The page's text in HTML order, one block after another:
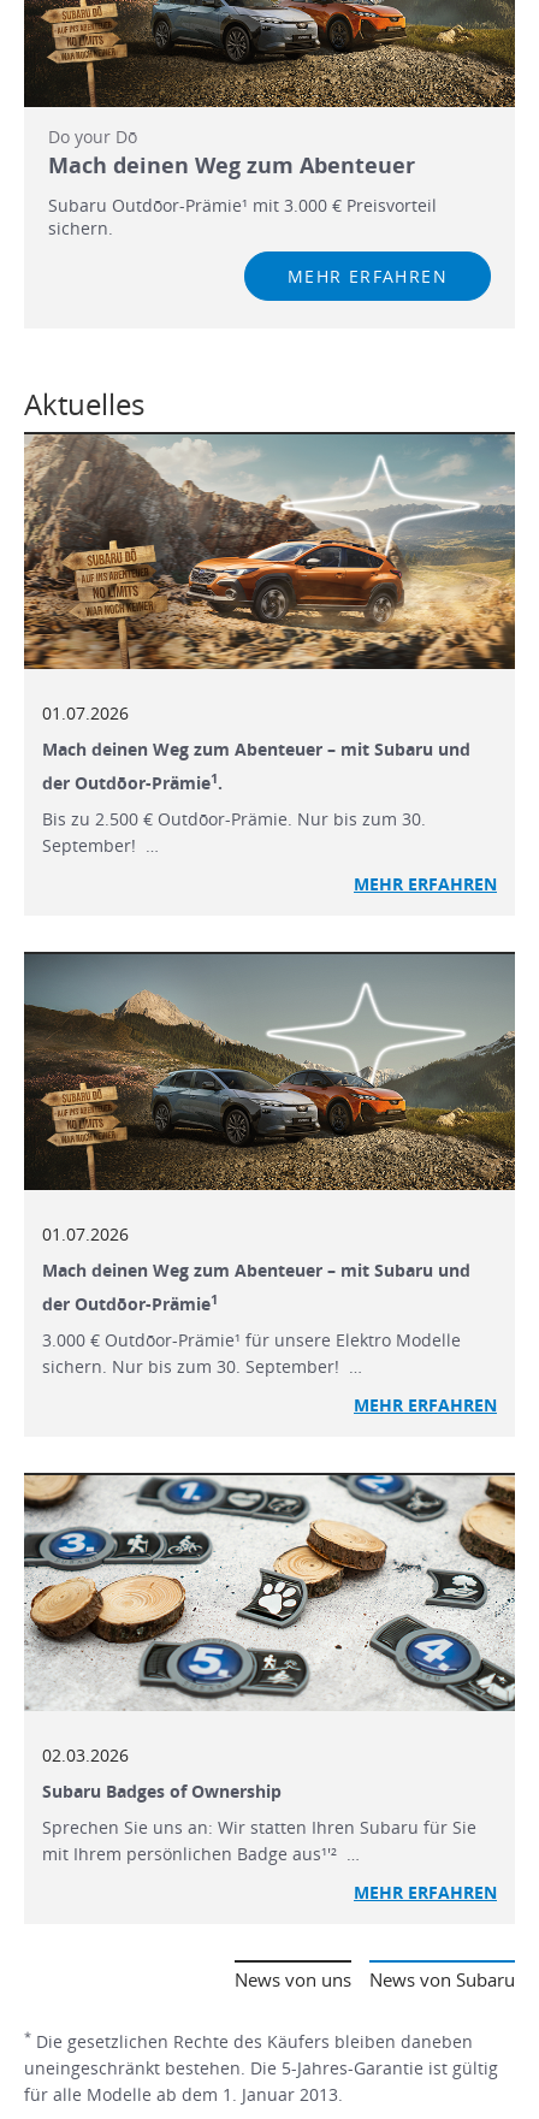
Do your Dō
Mach deinen Weg zum Abenteuer
Subaru Outdōor-Prämie¹ mit 3.000 € Preisvorteil
sichern.
MEHR ERFAHREN
Aktuelles
01.07.2026
Mach deinen Weg zum Abenteuer – mit Subaru und
der Outdōor-Prämie1.
Bis zu 2.500 € Outdōor-Prämie. Nur bis zum 30.
September! …
MEHR ERFAHREN
01.07.2026
Mach deinen Weg zum Abenteuer – mit Subaru und
der Outdōor-Prämie1
3.000 € Outdōor-Prämie¹ für unsere Elektro Modelle
sichern. Nur bis zum 30. September! …
MEHR ERFAHREN
02.03.2026
Subaru Badges of Ownership
Sprechen Sie uns an: Wir statten Ihren Subaru für Sie
mit Ihrem persönlichen Badge aus¹'² …
MEHR ERFAHREN
News von Subaru
News von uns
* Die gesetzlichen Rechte des Käufers bleiben daneben
uneingeschränkt bestehen. Die 5-Jahres-Garantie ist gültig
für alle Modelle ab dem 1. Januar 2013.